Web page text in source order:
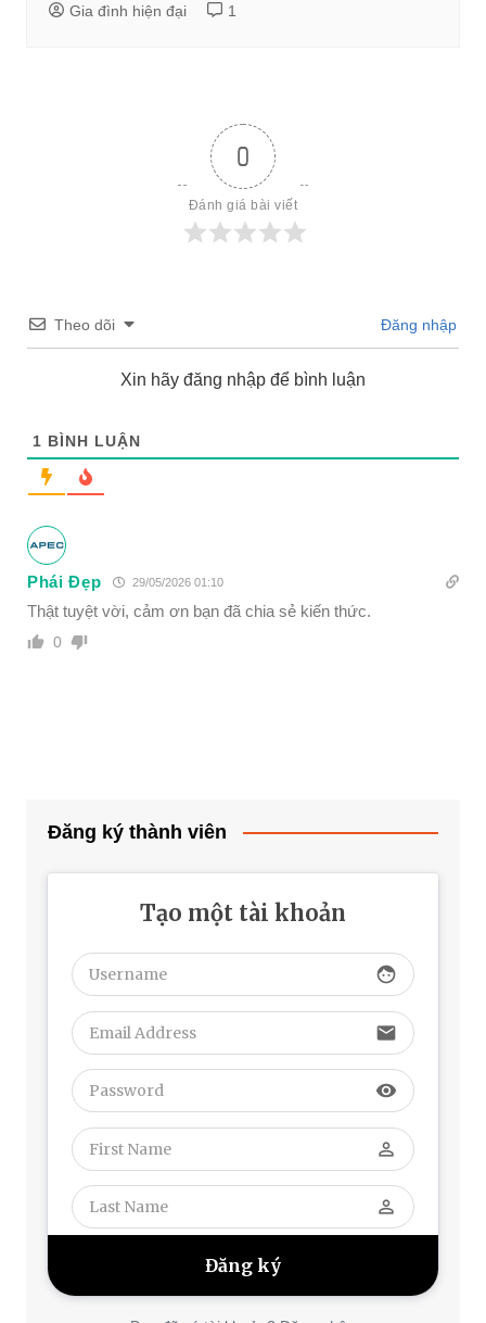
Gia đình hiện đại 1
0
Đánh giá bài viết
Theo dõi Đăng nhập
Xin hãy đăng nhập để bình luận
1 BÌNH LUẬN
Phái Đẹp 29/05/2026 01:10
Thật tuyệt vời, cảm ơn bạn đã chia sẻ kiến thức.
0
Đăng ký thành viên
Tạo một tài khoản
face
email
visibility
perm_identity
perm_identity